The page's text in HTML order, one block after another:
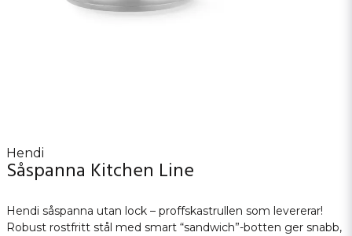
Hendi
Såspanna Kitchen Line
Hendi såspanna utan lock – proffskastrullen som levererar!
Robust rostfritt stål med smart “sandwich”-botten ger snabb,